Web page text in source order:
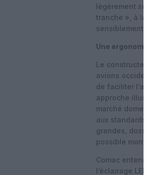
légèrement
tranche », à la
sensiblement
Une ergonomie
Le
avions
de faciliter
approche
marché
aux standards
grandes,
possible
Comac entend
l’éclairage LED